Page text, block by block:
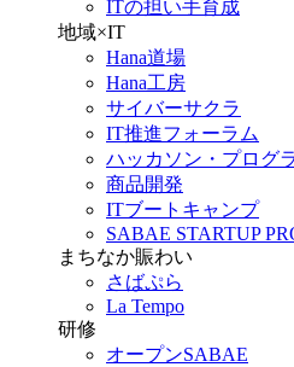
ITの担い手育成
地域×IT
Hana道場
Hana工房
サイバーサクラ
IT推進フォーラム
ハッカソン・プログ
商品開発
ITブートキャンプ
SABAE STARTUP
まちなか賑わい
さばぷら
La Tempo
研修
オープンSABAE